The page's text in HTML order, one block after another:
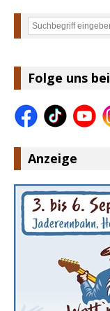
Suchen
Folge uns bei
Anzeige